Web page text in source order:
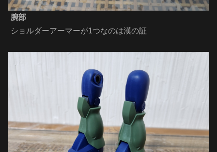
腕部
ショルダーアーマーが1つなのは漢の証